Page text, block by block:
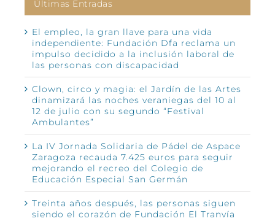
Últimas Entradas
El empleo, la gran llave para una vida
independiente: Fundación Dfa reclama un
impulso decidido a la inclusión laboral de
las personas con discapacidad
Clown, circo y magia: el Jardín de las Artes
dinamizará las noches veraniegas del 10 al
12 de julio con su segundo “Festival
Ambulantes”
La IV Jornada Solidaria de Pádel de Aspace
Zaragoza recauda 7.425 euros para seguir
mejorando el recreo del Colegio de
Educación Especial San Germán
Treinta años después, las personas siguen
siendo el corazón de Fundación El Tranvía